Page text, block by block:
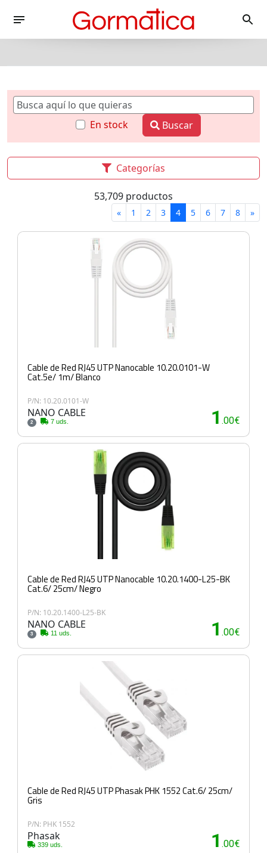
En stock Buscar
Categorías
53,709 productos
« 1 2 3 4 5 6 7 8 »
Cable de Red RJ45 UTP Nanocable 10.20.0101-W
Cat.5e/ 1m/ Blanco
P/N: 10.20.0101-W
NANO CABLE
2 7 uds. 1 .00€
Cable de Red RJ45 UTP Nanocable 10.20.1400-L25-BK
Cat.6/ 25cm/ Negro
P/N: 10.20.1400-L25-BK
NANO CABLE
3 11 uds. 1 .00€
Cable de Red RJ45 UTP Phasak PHK 1552 Cat.6/ 25cm/
Gris
P/N: PHK 1552
Phasak
339 uds. 1 .00€